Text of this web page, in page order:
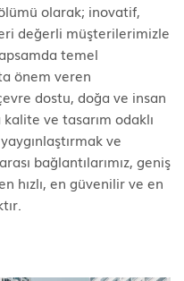
olarak; inovatif,
değerli müşterilerimizle
temel
önem veren
dostu, doğa ve insan
ve tasarım odaklı
ve
bağlantılarımız, geniş
hızlı, en güvenilir ve en